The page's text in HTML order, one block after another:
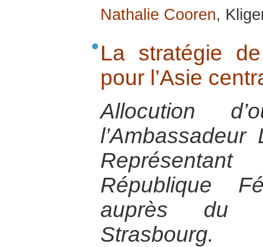
Nathalie Cooren,
La stratégie
pour l’Asie
Allocution
République
auprès du
Strasbourg.